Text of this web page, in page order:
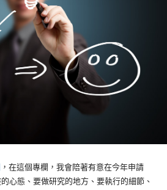
，在這個專欄，我會陪著有意在今年申請
心態、要做研究的地方、要執行的細節、